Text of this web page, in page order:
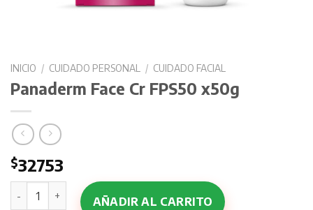
INICIO / CUIDADO PERSONAL / CUIDADO FACIAL
Panaderm Face Cr FPS50 x50g
$32753
Panaderm Face Cr FPS50 x50g cantidad
AÑADIR AL CARRITO